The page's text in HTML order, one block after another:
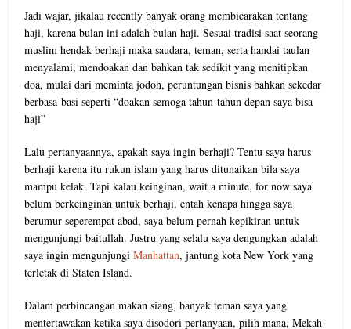
Jadi wajar, jikalau recently banyak orang membicarakan tentang
haji, karena bulan ini adalah bulan haji. Sesuai tradisi saat seorang
muslim hendak berhaji maka saudara, teman, serta handai taulan
menyalami, mendoakan dan bahkan tak sedikit yang menitipkan
doa, mulai dari meminta jodoh, peruntungan bisnis bahkan sekedar
berbasa-basi seperti “doakan semoga tahun-tahun depan saya bisa
haji”
Lalu pertanyaannya, apakah saya ingin berhaji? Tentu saya harus
berhaji karena itu rukun islam yang harus ditunaikan bila saya
mampu kelak. Tapi kalau keinginan, wait a minute, for now saya
belum berkeinginan untuk berhaji, entah kenapa hingga saya
berumur seperempat abad, saya belum pernah kepikiran untuk
mengunjungi baitullah. Justru yang selalu saya dengungkan adalah
saya ingin mengunjungiManhattan, jantung kota New York yang
terletak di Staten Island.
Dalam perbincangan makan siang, banyak teman saya yang
mentertawakan ketika saya disodori pertanyaan, pilih mana, Mekah